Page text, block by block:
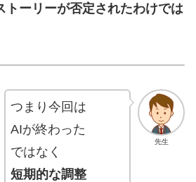
トーリーが否定されたわけでは
先生
つまり今回は
AIが終わった
ではなく
短期的な調整